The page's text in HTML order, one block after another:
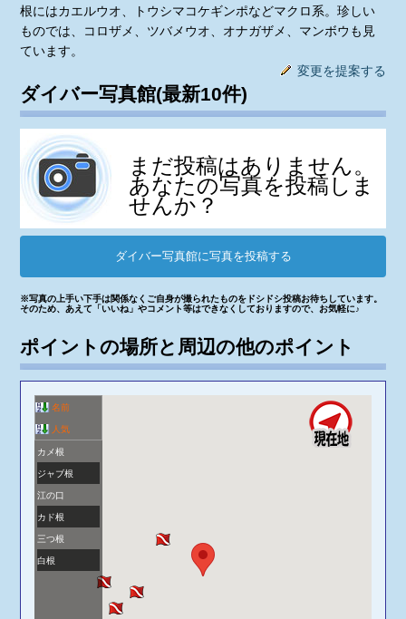
根にはカエルウオ、トウシマコケギンポなどマクロ系。珍しい
ものでは、コロザメ、ツバメウオ、オナガザメ、マンボウも見
ています。
変更を提案する
ダイバー写真館(最新10件)
まだ投稿はありません。
あなたの写真を投稿しま
せんか？
ダイバー写真館に写真を投稿する
※写真の上手い下手は関係なくご自身が撮られたものをドシドシ投稿お待ちしています。
そのため、あえて「いいね」やコメント等はできなくしておりますので、お気軽に♪
ポイントの場所と周辺の他のポイント
名前
人気
カメ根
ジャブ根
江の口
カド根
三つ根
白根